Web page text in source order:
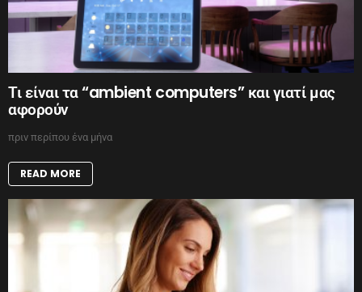
Τι είναι τα “ambient computers” και γιατί μας
αφορούν
πριν περίπου ένα μήνα
READ MORE